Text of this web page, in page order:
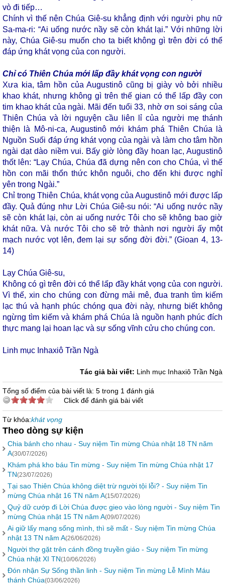
vò đi tiếp…
Chính vì thế nên Chúa Giê-su khẳng định với người phụ nữ
Sa-ma-ri: “Ai uống nước nầy sẽ còn khát lại.” Với những lời
này, Chúa Giê-su muốn cho ta biết không gì trên đời có thể
đáp ứng khát vọng của con người.
Chỉ có Thiên Chúa mới lấp đầy khát vọng con người
Xưa kia, tâm hồn của Augustinô cũng bị giày vò bởi nhiều
khao khát, nhưng không gì trên thế gian có thể lấp đầy con
tim khao khát của ngài. Mãi đến tuổi 33, nhờ ơn soi sáng của
Thiên Chúa và lời nguyện cầu liên lỉ của người mẹ thánh
thiện là Mô-ni-ca, Augustinô mới khám phá Thiên Chúa là
Nguồn Suối đáp ứng khát vọng của ngài và làm cho tâm hồn
ngài dạt dào niềm vui. Bấy giờ lòng đầy hoan lạc, Augustinô
thốt lên: “Lạy Chúa, Chúa đã dựng nên con cho Chúa, vì thế
hồn con mãi thổn thức khôn nguôi, cho đến khi được nghỉ
yên trong Ngài.”
Chỉ trong Thiên Chúa, khát vọng của Augustinô mới được lấp
đầy. Quả đúng như Lời Chúa Giê-su nói: “Ai uống nước nầy
sẽ còn khát lại, còn ai uống nước Tôi cho sẽ không bao giờ
khát nữa. Và nước Tôi cho sẽ trở thành nơi người ấy một
mạch nước vọt lên, đem lại sự sống đời đời.” (Gioan 4, 13-
14)
Lạy Chúa Giê-su,
Không có gì trên đời có thể lấp đầy khát vọng của con người.
Vì thế, xin cho chúng con đừng mải mê, đua tranh tìm kiếm
lạc thú và hạnh phúc chóng qua đời này, nhưng biết không
ngừng tìm kiếm và khám phá Chúa là nguồn hạnh phúc đích
thực mang lại hoan lạc và sự sống vĩnh cửu cho chúng con.
Linh mục Inhaxiô Trần Ngà
Tác giả bài viết: Linh mục Inhaxiô Trần Ngà
Tổng số điểm của bài viết là: 5 trong 1 đánh giá
Click để đánh giá bài viết
Từ khóa:khát vọng
Theo dòng sự kiện
Chia bánh cho nhau - Suy niệm Tin mừng Chúa nhật 18 TN năm
A(30/07/2026)
Khám phá kho báu Tin mừng - Suy niệm Tin mừng Chúa nhật 17
TN(23/07/2026)
Tại sao Thiên Chúa không diệt trừ người tội lỗi? - Suy niệm Tin
mừng Chúa nhật 16 TN năm A(15/07/2026)
Quỷ dữ cướp đi Lời Chúa được gieo vào lòng người - Suy niệm Tin
mừng Chúa nhật 15 TN năm A(09/07/2026)
Ai giữ lấy mạng sống mình, thì sẽ mất - Suy niệm Tin mừng Chúa
nhật 13 TN năm A(26/06/2026)
Người thợ gặt trên cánh đồng truyền giáo - Suy niệm Tin mừng
Chúa nhật XI TN(10/06/2026)
Đón nhận Sự Sống thần linh - Suy niệm Tin mừng Lễ Mình Máu
thánh Chúa(03/06/2026)